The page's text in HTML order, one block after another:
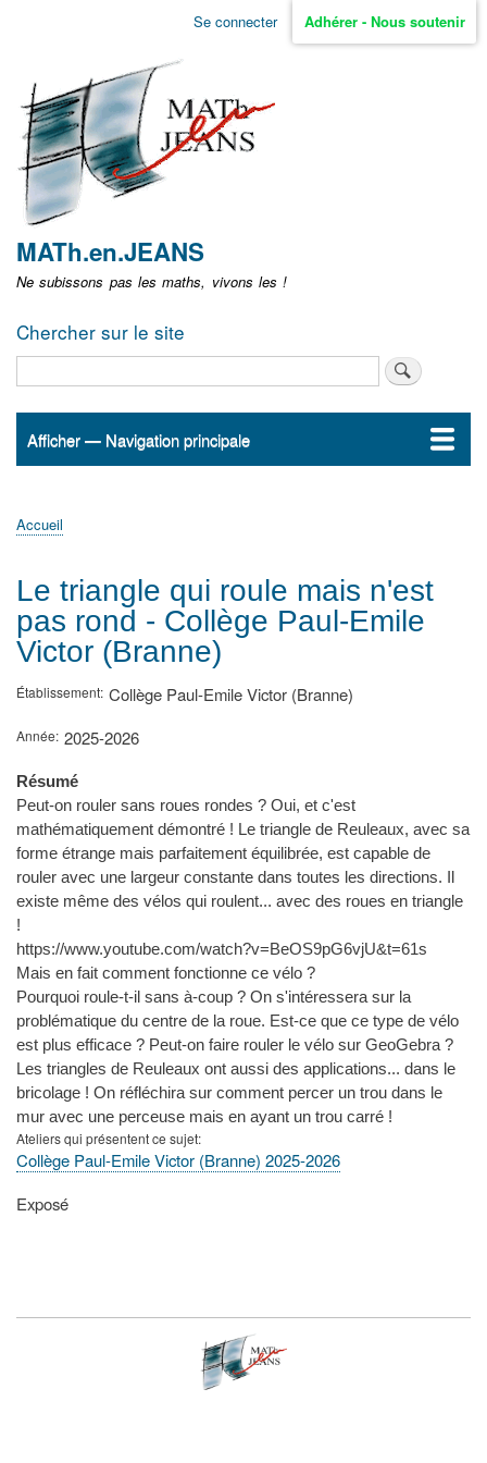
Aller
non
identifié
Se connecter Adhérer - Nous soutenir
MATh.en.JEANS
Ne subissons pas les maths, vivons les !
Chercher sur le site
Navigation
Afficher — Navigation principale
Accueil
ActualitésMATh.en.JEANS ?
Régions et Ateliers
Créer, gérer un atelier
Sujets/Publications
Congrès
d'Ariane
Accueil
Le triangle qui roule mais n'est
pas rond - Collège Paul-Emile
Victor (Branne)
Établissement Collège Paul-Emile Victor (Branne)
Année 2025-2026
Résumé
Peut-on rouler sans roues rondes ? Oui, et c'est
mathématiquement démontré ! Le triangle de Reuleaux, avec sa
forme étrange mais parfaitement équilibrée, est capable de
rouler avec une largeur constante dans toutes les directions. Il
existe même des vélos qui roulent... avec des roues en triangle
!
https://www.youtube.com/watch?v=BeOS9pG6vjU&t=61s
Mais en fait comment fonctionne ce vélo ?
Pourquoi roule-t-il sans à-coup ? On s'intéressera sur la
problématique du centre de la roue. Est-ce que ce type de vélo
est plus efficace ? Peut-on faire rouler le vélo sur GeoGebra ?
Les triangles de Reuleaux ont aussi des applications... dans le
bricolage ! On réfléchira sur comment percer un trou dans le
mur avec une perceuse mais en ayant un trou carré !
Ateliers qui présentent ce sujet
Collège Paul-Emile Victor (Branne) 2025-2026
Type
Exposé